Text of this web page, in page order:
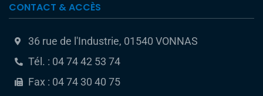
CONTACT & ACCÈS
36 rue de l'Industrie, 01540 VONNAS
Tél. : 04 74 42 53 74
Fax : 04 74 30 40 75